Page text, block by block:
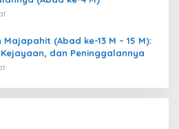
(Abad ke-13 M – 15 M):
dan Peninggalannya